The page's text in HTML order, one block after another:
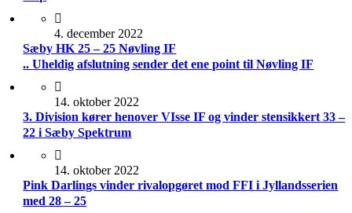
4. december 2022
Sæby HK 25 – 25 Nøvling IF
.. Uheldig afslutning sender det ene point til Nøvling IF
14. oktober 2022
3. Division kører henover VIsse IF og vinder stensikkert 33 –
22 i Sæby Spektrum
14. oktober 2022
Pink Darlings vinder rivalopgøret mod FFI i Jyllandsserien
med 28 – 25